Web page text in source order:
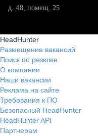
д. 48, помещ. 25
HeadHunter
Размещение вакансий
Поиск по резюме
О компании
Наши вакансии
Реклама на сайте
Требования к ПО
Безопасный HeadHunter
HeadHunter API
Партнерам